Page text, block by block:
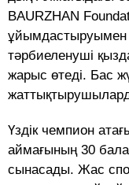
BAURZHAN
ұйымдастыруымен
тәрбиеленуші
жарыс өтеді. Бас
Үздік чемпион
аймағының 30
сынасады. Жас